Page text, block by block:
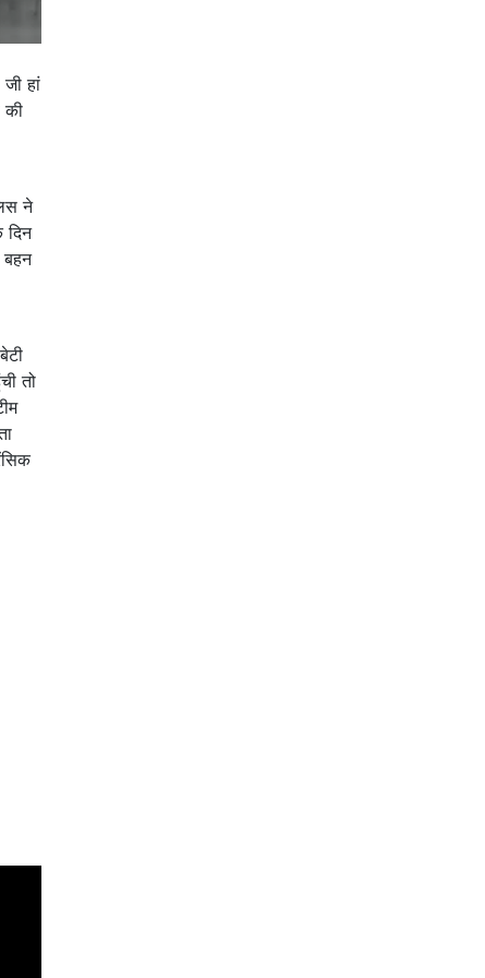
हां
की
ने
दिन
बहन
तो